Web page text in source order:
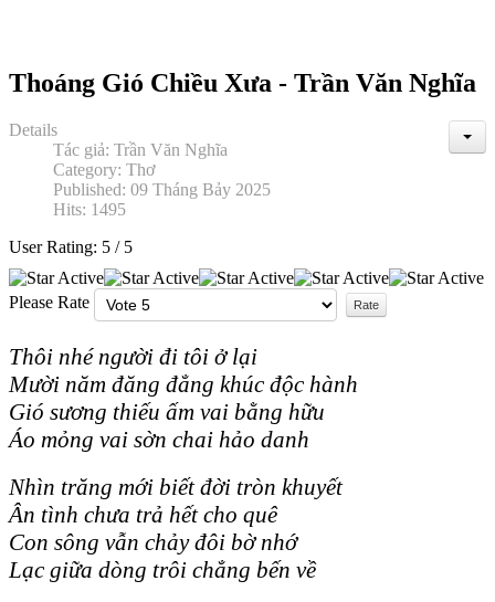
Thoáng Gió Chiều Xưa - Trần Văn Nghĩa
Details
Tác giả: Trần Văn Nghĩa
Category: Thơ
Published: 09 Tháng Bảy 2025
Hits: 1495
User Rating: 5 / 5
Please Rate
Thôi nhé người đi tôi ở lại
Mười năm đăng đẳng khúc độc hành
Gió sương thiếu ấm vai bằng hữu
Áo mỏng vai sờn chai hảo danh
Nhìn trăng mới biết đời tròn khuyết
Ân tình chưa trả hết cho quê
Con sông vẫn chảy đôi bờ nhớ
Lạc giữa dòng trôi chẳng bến về